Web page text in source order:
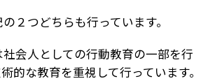
２つどちらも行っています。
会人としての行動教育の一部を行
的な教育を重視して行っています。